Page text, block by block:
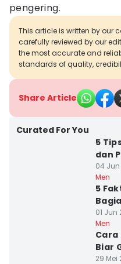
pengering.
This article is written by our
carefully reviewed by our
the most accurate and
standards of quality,
Share Article
Curated For You
5
dan
04 Jun
Men
5
01 Jun
Men
Cara
Biar
29 Mei